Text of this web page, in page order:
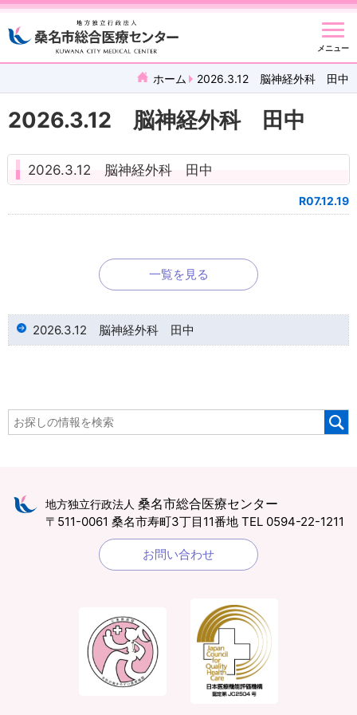
メニュー
ホーム 2026.3.12 脳神経外科 田中
2026.3.12 脳神経外科 田中
2026.3.12 脳神経外科 田中
R07.12.19
一覧を見る
2026.3.12 脳神経外科 田中
地方独立行政法人 桑名市総合医療センター
〒511-0061 桑名市寿町3丁目11番地 TEL 0594-22-1211
お問い合わせ